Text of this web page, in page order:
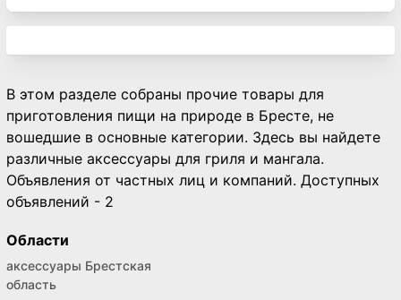
В этом разделе собраны прочие товары для
приготовления пищи на природе в Бресте, не
вошедшие в основные категории. Здесь вы найдете
различные аксессуары для гриля и мангала.
Объявления от частных лиц и компаний. Доступных
объявлений - 2
Области
аксессуары Брестская
область